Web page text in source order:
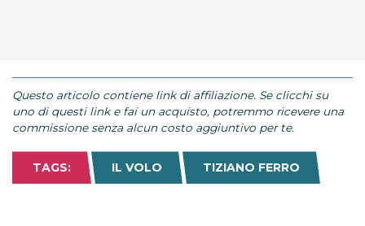
Questo articolo contiene link di affiliazione. Se clicchi su
uno di questi link e fai un acquisto, potremmo ricevere una
commissione senza alcun costo aggiuntivo per te.
TAGS: IL VOLO TIZIANO FERRO